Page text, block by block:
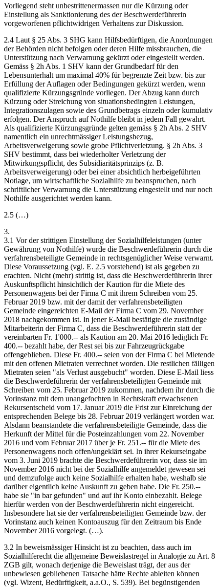
Vorliegend steht unbestrittenermassen nur die Kürzung oder
Einstellung als Sanktionierung des der Beschwerdeführerin
vorgeworfenen pflichtwidrigen Verhaltens zur Diskussion.
2.4 Laut § 25 Abs. 3 SHG kann Hilfsbedürftigen, die Anordnungen
der Behörden nicht befolgen oder deren Hilfe missbrauchen, die
Unterstützung nach Verwarnung gekürzt oder eingestellt werden.
Gemäss § 2h Abs. 1 SHV kann der Grundbedarf für den
Lebensunterhalt um maximal 40% für begrenzte Zeit bzw. bis zur
Erfüllung der Auflagen oder Bedingungen gekürzt werden, wenn
qualifizierte Kürzungsgründe vorliegen. Der Abzug kann durch
Kürzung oder Streichung von situationsbedingten Leistungen,
Integrationszulagen sowie des Grundbetrags einzeln oder kumulativ
erfolgen. Der Anspruch auf Nothilfe bleibt in jedem Fall gewahrt.
Als qualifizierte Kürzungsgründe gelten gemäss § 2h Abs. 2 SHV
namentlich ein unrechtmässiger Leistungsbezug,
Arbeitsverweigerung sowie grobe Pflichtverletzung. § 2h Abs. 3
SHV bestimmt, dass bei wiederholter Verletzung der
Mitwirkungspflicht, des Subsidiaritätsprinzips (z. B.
Arbeitsverweigerung) oder bei einer absichtlich herbeigeführten
Notlage, um wirtschaftliche Sozialhilfe zu beanspruchen, nach
schriftlicher Verwarnung die Unterstützung eingestellt und nur noch
Nothilfe ausgerichtet werden kann.
2.5 (…)
3.
3.1 Vor der strittigen Einstellung der Sozialhilfeleistungen (unter
Gewährung von Nothilfe) wurde die Beschwerdeführerin durch die
verfahrensbeteiligte Gemeinde in rechtsgenüglicher Weise verwarnt.
Diese Voraussetzung (vgl. E. 2.5 vorstehend) ist als gegeben zu
erachten. Nicht (mehr) strittig ist, dass die Beschwerdeführerin ihrer
Auskunftspflicht hinsichtlich der Kaution für die Miete des
Personenwagens bei der Firma C mit ihrem Schreiben vom 25.
Februar 2019 bzw. mit der damit der verfahrensbeteiligten
Gemeinde eingereichten E-Mail der Firma C vom 29. November
2018 nachgekommen ist. In jener E-Mail bestätigte die zuständige
Mitarbeiterin der Firma C, dass die Beschwerdeführerin statt der
vereinbarten Fr. 1'000.-- als Kaution am 20. Mai 2016 lediglich Fr.
400.-- bezahlt habe, der Rest sei bis zur Fahrzeugrückgabe
offengeblieben. Diese Fr. 400.-- seien von der Firma C bei Mietende
mit den offenen Mietraten verrechnet worden. Die restlichen fälligen
Mietraten seien "als Verlust ausgebucht" worden. Diese E-Mail liess
die Beschwerdeführerin der verfahrensbeteiligten Gemeinde mit
Schreiben vom 25. Februar 2019 zukommen, nachdem ihr durch die
Vorinstanz mit dem unangefochten in Rechtskraft erwachsenen
Rekursentscheid vom 17. Januar 2019 die Frist zur Einreichung der
entsprechenden Belege bis 28. Februar 2019 verlängert worden war.
Alsdann beanstandete die verfahrensbeteiligte Gemeinde, dass die
Herkunft der Mittel für die Posteinzahlungen vom 22. November
2016 und vom Februar 2017 über je Fr. 251.-- für die Miete des
Personenwagens noch offen/ungeklärt sei. In ihrer Rekurseingabe
vom 3. Juni 2019 brachte die Beschwerdeführerin vor, dass sie im
November 2016 nicht bei der Sozialhilfe angemeldet gewesen sei
und demzufolge auch keine Sozialhilfe erhalten habe, weshalb sie
darüber eigentlich keine Auskunft zu geben habe. Die Fr. 250.--
habe sie "in bar gefunden" und auf ihr Konto einbezahlt. Belege
hierfür werden von der Beschwerdeführerin nicht eingereicht.
Insbesondere hat sie der verfahrensbeteiligten Gemeinde bzw. der
Vor­instanz auch keinen Kontoauszug für den Zeitraum bis Ende
November 2016 vorgelegt. (…).
3.2 In beweismässiger Hinsicht ist zu beachten, dass auch im
Sozialhilferecht die allgemeine Beweislastregel in Analogie zu Art. 8
ZGB gilt, wonach derjenige die Beweislast trägt, der aus der
unbewiesen gebliebenen Tatsache hätte Rechte ableiten können
(vgl. Wizent, Bedürftigkeit, a.a.O., S. 539). Bei begünstigenden